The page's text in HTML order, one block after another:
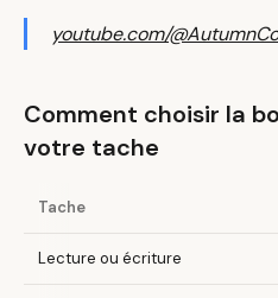
youtube.com/
Comment choisir la
votre tache
Tache
Lecture ou écriture